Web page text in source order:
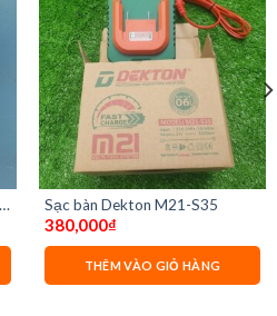
Sạc bàn Dekton M21-S35
380,000₫
THÊM VÀO GIỎ HÀNG